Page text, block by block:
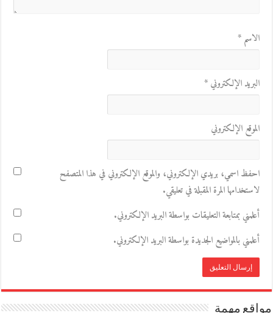
الاسم*
البريد الإلكتروني*
الموقع الإلكتروني
احفظ اسمي، بريدي الإلكتروني، والموقع الإلكتروني في هذا المتصفح
لاستخدامها المرة المقبلة في تعليقي.
أعلمني بمتابعة التعليقات بواسطة البريد الإلكتروني.
أعلمني بالمواضيع الجديدة بواسطة البريد الإلكتروني.
مواقع مهمة